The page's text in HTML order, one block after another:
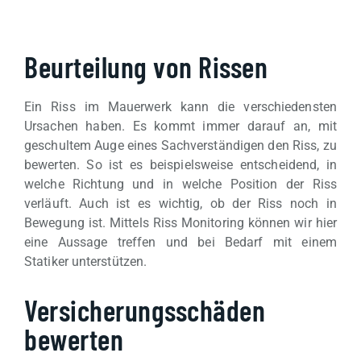
Beurteilung von Rissen
Ein Riss im Mauerwerk kann die verschiedensten
Ursachen haben. Es kommt immer darauf an, mit
geschultem Auge eines Sachverständigen den Riss, zu
bewerten. So ist es beispielsweise entscheidend, in
welche Richtung und in welche Position der Riss
verläuft. Auch ist es wichtig, ob der Riss noch in
Bewegung ist. Mittels Riss Monitoring können wir hier
eine Aussage treffen und bei Bedarf mit einem
Statiker unterstützen.
Versicherungsschäden
bewerten